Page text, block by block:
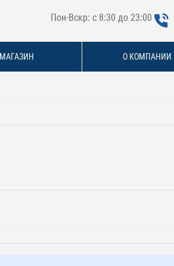
Пон-Вскр: с 8:30 до 23:00
МАГАЗИН О КОМПАНИИ